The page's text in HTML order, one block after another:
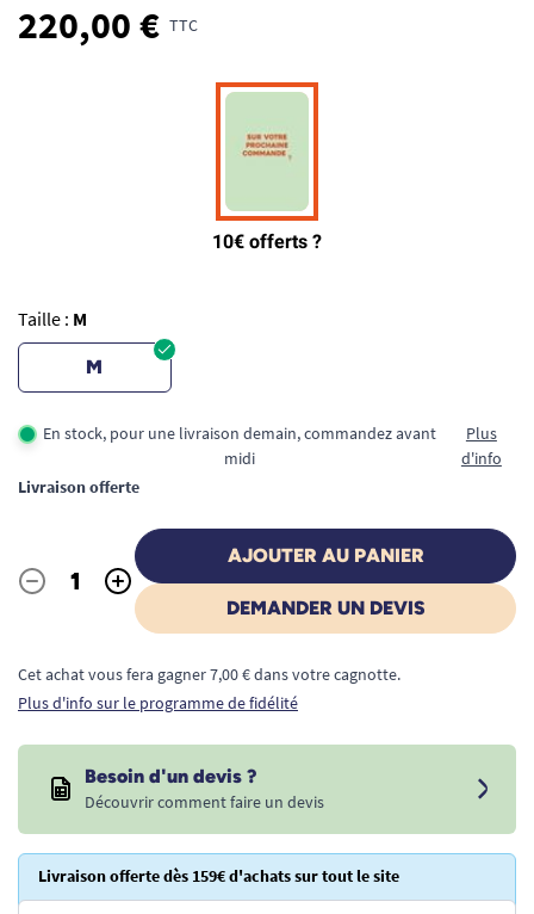
220,00 € TTC
Taille : M
M
En stock, pour une livraison demain, commandez avant
midi
Plus
d'info
Livraison offerte
Quantité
- +
AJOUTER AU PANIER
DEMANDER UN DEVIS
Cet achat vous fera gagner 7,00 € dans votre cagnotte.
Plus d'info sur le programme de fidélité
Besoin d'un devis ?
Découvrir comment faire un devis
Livraison offerte dès 159€ d'achats sur tout le site